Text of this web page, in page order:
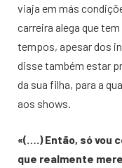
viaja em más
carreira alega que
tempos, apesar dos
disse também estar
da sua filha, para a
aos shows.
«(….) Então, só vou
que realmente